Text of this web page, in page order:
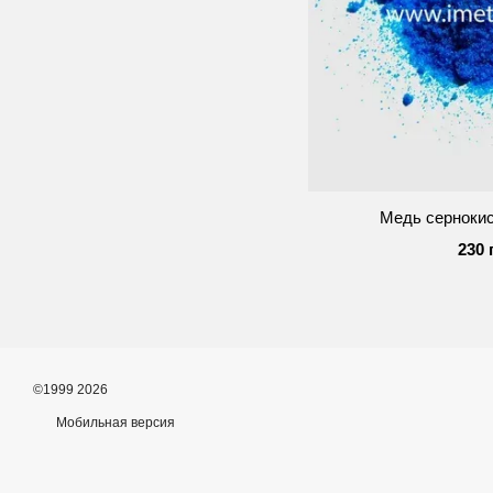
Медь
230
©1999 2026
Мобильная версия